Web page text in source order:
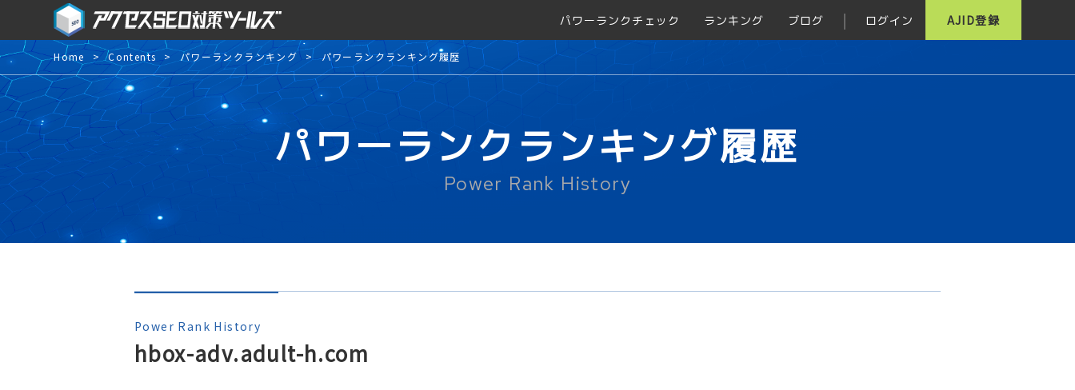
パワーランクチェック ランキング ブログ ログイン AJID登録
Home Contents パワーランクランキング パワーランクランキング履歴
パワーランクランキング履歴
Power Rank History
Power Rank History
hbox-adv.adult-h.com